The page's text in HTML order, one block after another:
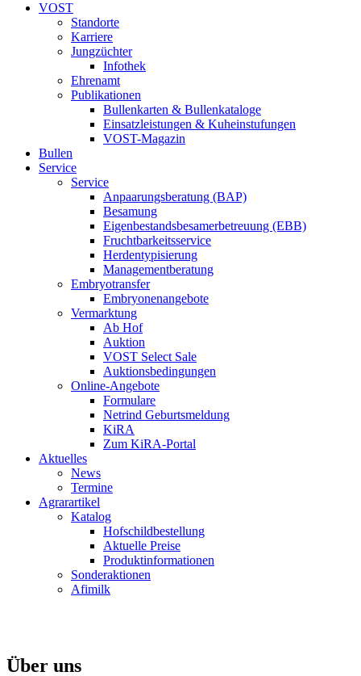
VOST
Standorte
Karriere
Jungzüchter
Infothek
Ehrenamt
Publikationen
Bullenkarten & Bullenkataloge
Einsatzleistungen & Kuheinstufungen
VOST-Magazin
Bullen
Service
Service
Anpaarungsberatung (BAP)
Besamung
Eigenbestandsbesamerbetreuung (EBB)
Fruchtbarkeitsservice
Herdentypisierung
Managementberatung
Embryotransfer
Embryonenangebote
Vermarktung
Ab Hof
Auktion
VOST Select Sale
Auktionsbedingungen
Online-Angebote
Formulare
Netrind Geburtsmeldung
KiRA
Zum KiRA-Portal
Aktuelles
News
Termine
Agrarartikel
Katalog
Hofschildbestellung
Aktuelle Preise
Produktinformationen
Sonderaktionen
Afimilk
Über uns